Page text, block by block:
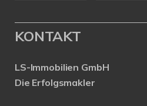
KONTAKT
LS-Immobilien GmbH
Die Erfolgsmakler